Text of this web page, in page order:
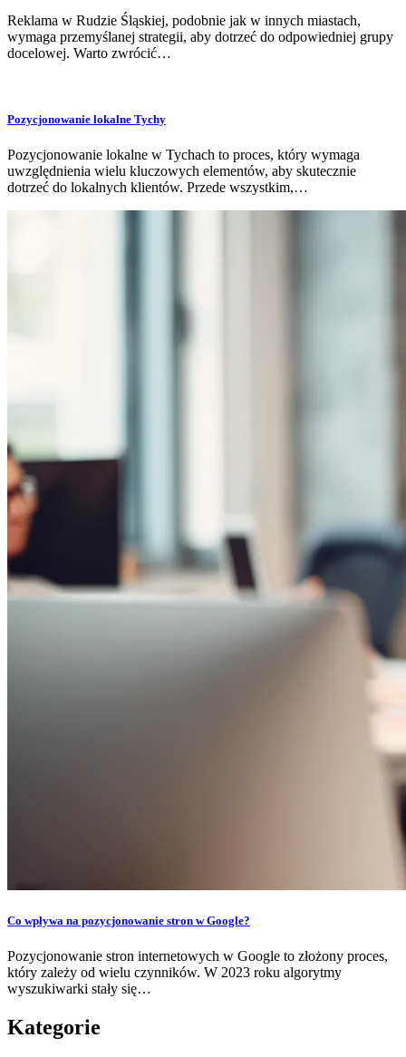
Reklama w Rudzie Śląskiej, podobnie jak w innych miastach,
wymaga przemyślanej strategii, aby dotrzeć do odpowiedniej grupy
docelowej. Warto zwrócić…
Pozycjonowanie lokalne Tychy
Pozycjonowanie lokalne w Tychach to proces, który wymaga
uwzględnienia wielu kluczowych elementów, aby skutecznie
dotrzeć do lokalnych klientów. Przede wszystkim,…
Co wpływa na pozycjonowanie stron w Google?
Pozycjonowanie stron internetowych w Google to złożony proces,
który zależy od wielu czynników. W 2023 roku algorytmy
wyszukiwarki stały się…
Kategorie